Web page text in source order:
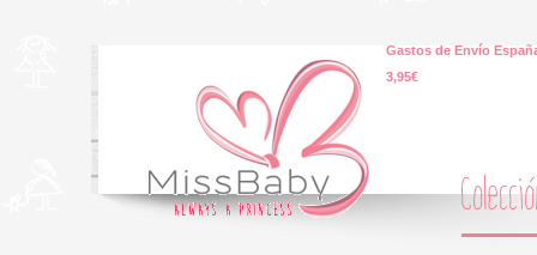
Gastos de Envío
3,95€